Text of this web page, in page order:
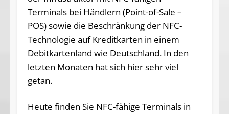
Terminals bei Händlern (Point-of-Sale –
POS) sowie die Beschränkung der NFC-
Technologie auf Kreditkarten in einem
Debitkartenland wie Deutschland. In den
letzten Monaten hat sich hier sehr viel
getan.
Heute finden Sie NFC-fähige Terminals in